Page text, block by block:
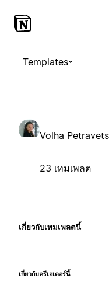
Templates
Volha Petravets
23 เทมเพลต
เกี่ยวกับเทมเพลตนี้
เกี่ยวกับครีเอเตอร์นี้